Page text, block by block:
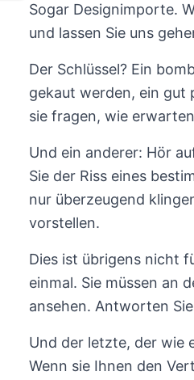
Sogar Designimporte.
und lassen Sie uns
Der Schlüssel? Ein
gekaut werden, ein gut
sie fragen, wie
Und ein anderer: Hör
Sie der Riss eines
nur überzeugend
vorstellen.
Dies ist übrigens nicht
einmal. Sie müssen an
ansehen. Antworten
Und der letzte, der wie
Wenn sie Ihnen den